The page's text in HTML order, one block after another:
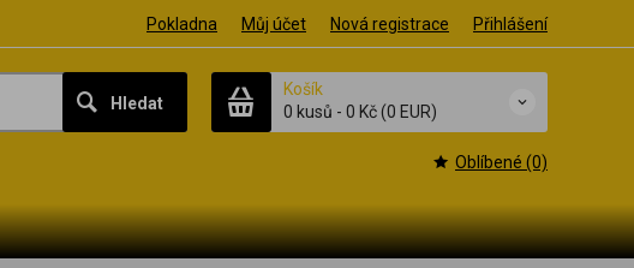
Pokladna Můj účet Nová registrace Přihlášení
Hledat
Košík
0 kusů - 0 Kč(0 EUR)
Oblíbené (0)